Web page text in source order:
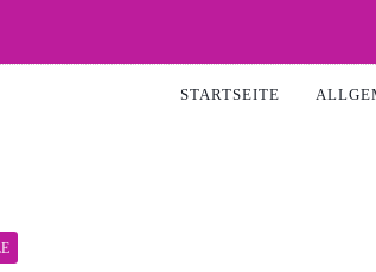
WOW-
STARTSEITE